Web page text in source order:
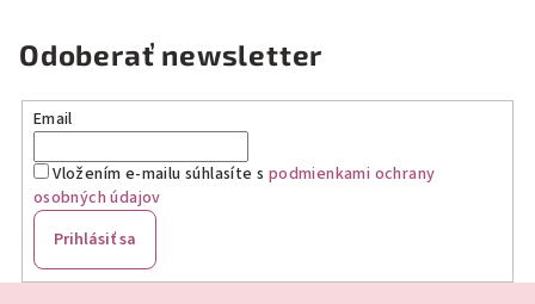
Odoberať newsletter
Email
Vložením e-mailu súhlasíte s podmienkami ochrany
osobných údajov
Prihlásiť sa